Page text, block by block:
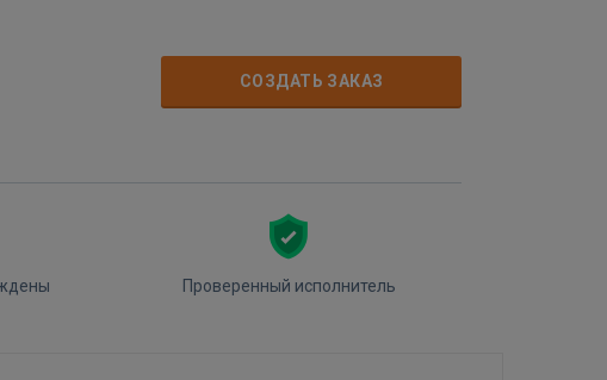
СОЗДАТЬ ЗАКАЗ
Проверенный исполнитель